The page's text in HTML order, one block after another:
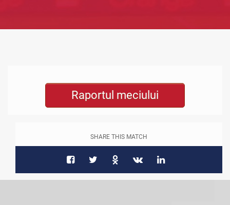
Raportul meciului
SHARE THIS MATCH